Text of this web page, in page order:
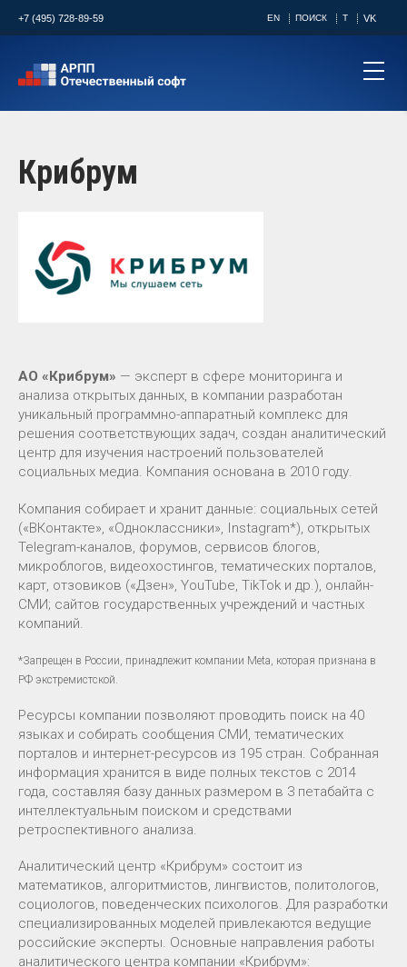
+7 (495) 728-89-59 EN ПОИСК T VK
Крибрум
АО «Крибрум» — эксперт в сфере мониторинга и
анализа открытых данных, в компании разработан
уникальный программно-аппаратный комплекс для
решения соответствующих задач, создан аналитический
центр для изучения настроений пользователей
социальных медиа. Компания основана в 2010 году.
Компания собирает и хранит данные: социальных сетей
(«ВКонтакте», «Одноклассники», Instagram*), открытых
Telegram-каналов, форумов, сервисов блогов,
микроблогов, видеохостингов, тематических порталов,
карт, отзовиков («Дзен», YouTube, TikTok и др.), онлайн-
СМИ; сайтов государственных учреждений и частных
компаний.
*Запрещен в России, принадлежит компании Meta, которая признана в
РФ экстремистской.
Ресурсы компании позволяют проводить поиск на 40
языках и собирать сообщения СМИ, тематических
порталов и интернет-ресурсов из 195 стран. Собранная
информация хранится в виде полных текстов с 2014
года, составляя базу данных размером в 3 петабайта с
интеллектуальным поиском и средствами
ретроспективного анализа.
Аналитический центр «Крибрум» состоит из
математиков, алгоритмистов, лингвистов, политологов,
социологов, поведенческих психологов. Для разработки
специализированных моделей привлекаются ведущие
российские эксперты. Основные направления работы
аналитического центра компании «Крибрум»: